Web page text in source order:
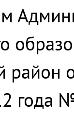
район
года